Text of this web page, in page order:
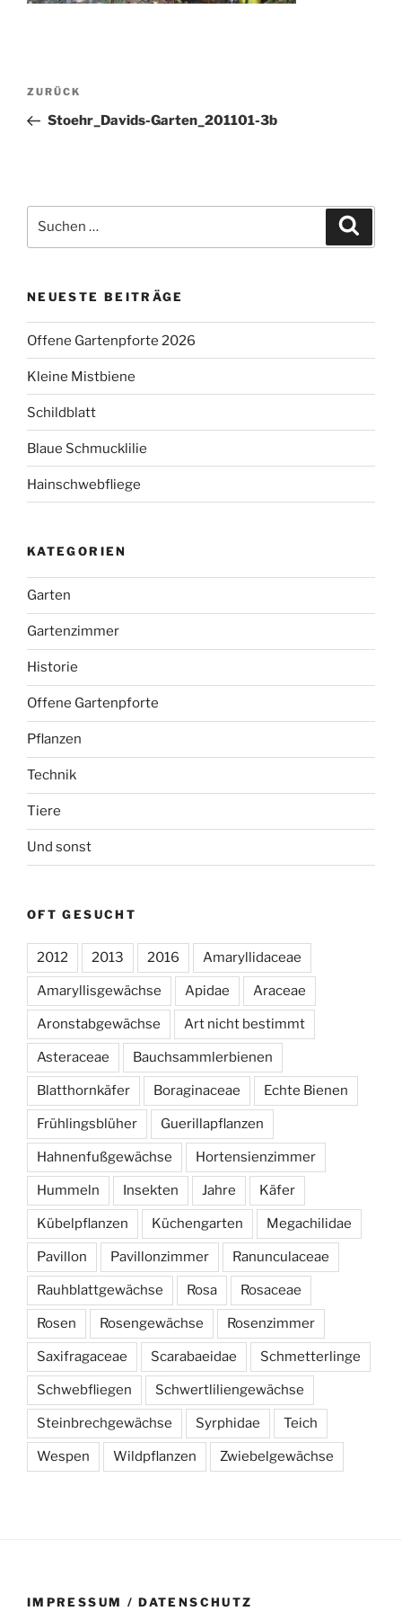
Beitragsnavigation
Vorheriger
Beitrag
ZURÜCK
Stoehr_Davids-Garten_201101-3b
nach:
NEUESTE BEITRÄGE
Offene Gartenpforte 2026
Kleine Mistbiene
Schildblatt
Blaue Schmucklilie
Hainschwebfliege
KATEGORIEN
Garten
Gartenzimmer
Historie
Offene Gartenpforte
Pflanzen
Technik
Tiere
Und sonst
OFT GESUCHT
2012 2013 2016 Amaryllidaceae
Amaryllisgewächse Apidae Araceae
Aronstabgewächse Art nicht bestimmt
Asteraceae Bauchsammlerbienen
Blatthornkäfer Boraginaceae Echte Bienen
Frühlingsblüher Guerillapflanzen
Hahnenfußgewächse Hortensienzimmer
Hummeln Insekten Jahre Käfer
Kübelpflanzen Küchengarten Megachilidae
Pavillon Pavillonzimmer Ranunculaceae
Rauhblattgewächse Rosa Rosaceae
Rosen Rosengewächse Rosenzimmer
Saxifragaceae Scarabaeidae Schmetterlinge
Schwebfliegen Schwertliliengewächse
Steinbrechgewächse Syrphidae Teich
Wespen Wildpflanzen Zwiebelgewächse
IMPRESSUM / DATENSCHUTZ